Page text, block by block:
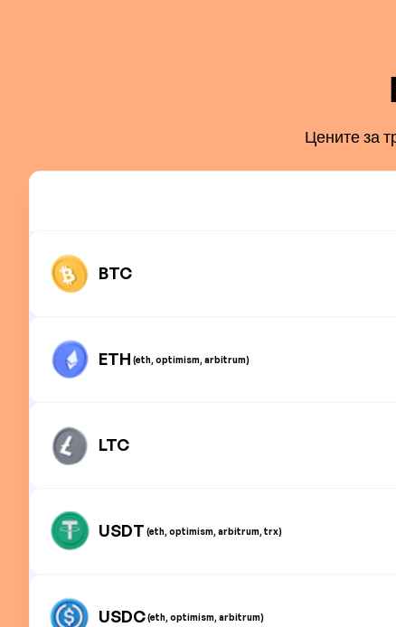
Цените за
BTC
ETH (eth, optimism, arbitrum)
LTC
USDT (eth, optimism, arbitrum, trx)
USDC(eth, optimism, arbitrum)